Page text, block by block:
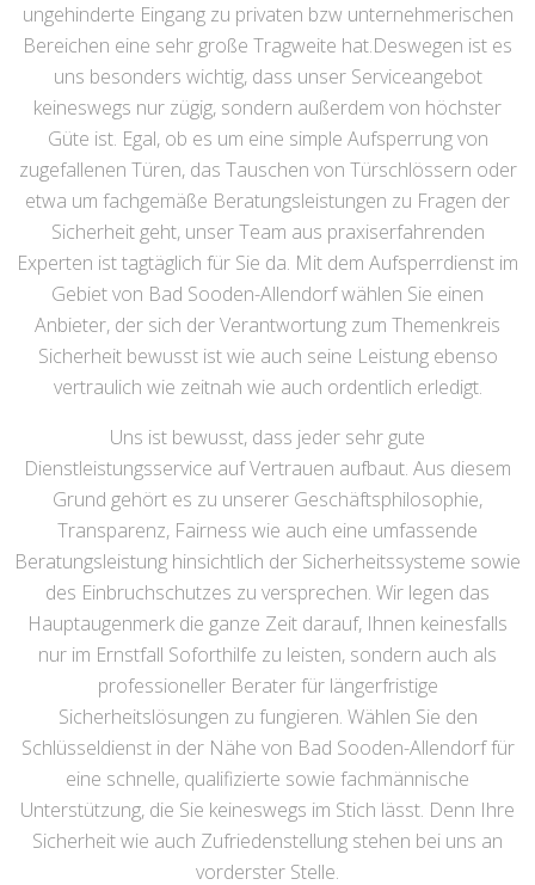
ungehinderte Eingang zu privaten bzw unternehmerischen
Bereichen eine sehr große Tragweite hat.Deswegen ist es
uns besonders wichtig, dass unser Serviceangebot
keineswegs nur zügig, sondern außerdem von höchster
Güte ist. Egal, ob es um eine simple Aufsperrung von
zugefallenen Türen, das Tauschen von Türschlössern oder
etwa um fachgemäße Beratungsleistungen zu Fragen der
Sicherheit geht, unser Team aus praxiserfahrenden
Experten ist tagtäglich für Sie da. Mit dem Aufsperrdienst im
Gebiet von Bad Sooden-Allendorf wählen Sie einen
Anbieter, der sich der Verantwortung zum Themenkreis
Sicherheit bewusst ist wie auch seine Leistung ebenso
vertraulich wie zeitnah wie auch ordentlich erledigt.
Uns ist bewusst, dass jeder sehr gute
Dienstleistungsservice auf Vertrauen aufbaut. Aus diesem
Grund gehört es zu unserer Geschäftsphilosophie,
Transparenz, Fairness wie auch eine umfassende
Beratungsleistung hinsichtlich der Sicherheitssysteme sowie
des Einbruchschutzes zu versprechen. Wir legen das
Hauptaugenmerk die ganze Zeit darauf, Ihnen keinesfalls
nur im Ernstfall Soforthilfe zu leisten, sondern auch als
professioneller Berater für längerfristige
Sicherheitslösungen zu fungieren. Wählen Sie den
Schlüsseldienst in der Nähe von Bad Sooden-Allendorf für
eine schnelle, qualifizierte sowie fachmännische
Unterstützung, die Sie keineswegs im Stich lässt. Denn Ihre
Sicherheit wie auch Zufriedenstellung stehen bei uns an
vorderster Stelle.